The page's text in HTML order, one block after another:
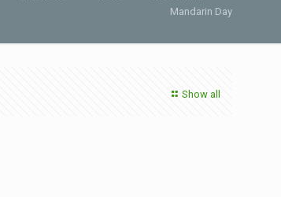
Mandarin Day
Show all